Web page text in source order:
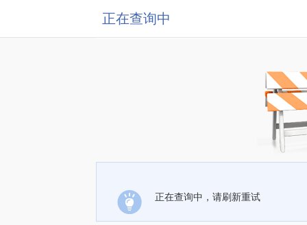
正在查询中
正在查询中，请刷新重试